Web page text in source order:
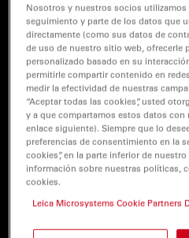
Nosotros y nuestros socios
seguimiento y parte de los datos que
directamente (como sus datos de
de uso de nuestro sitio web, ofrecerle
personalizado basado en su
permitirle compartir contenido en
medir la efectividad de nuestras
“Aceptar todas las cookies”, usted
y a que compartamos estos datos
enlace siguiente). Siempre que lo
preferencias de consentimiento en la
cookies”, en la parte inferior de
información sobre nuestras políticas,
cookies.
Leica Microsystems Cookie Partners